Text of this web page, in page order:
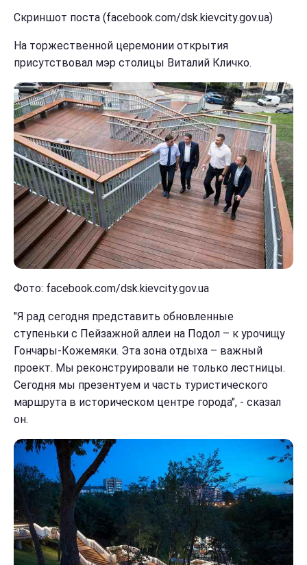
Скриншот поста (facebook.com/dsk.kievcity.gov.ua)
На торжественной церемонии открытия
присутствовал мэр столицы Виталий Кличко.
Фото: facebook.com/dsk.kievcity.gov.ua
"Я рад сегодня представить обновленные
ступеньки с Пейзажной аллеи на Подол – к урочищу
Гончары-Кожемяки. Эта зона отдыха – важный
проект. Мы реконструировали не только лестницы.
Сегодня мы презентуем и часть туристического
маршрута в историческом центре города", - сказал
он.